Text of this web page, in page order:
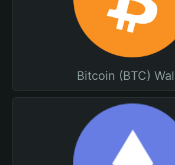
Bitcoin (BTC)